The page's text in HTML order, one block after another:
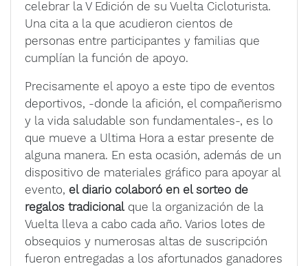
celebrar la V Edición de su Vuelta Cicloturista.
Una cita a la que acudieron cientos de
personas entre participantes y familias que
cumplían la función de apoyo.
Precisamente el apoyo a este tipo de eventos
deportivos, -donde la afición, el compañerismo
y la vida saludable son fundamentales-, es lo
que mueve a Ultima Hora a estar presente de
alguna manera. En esta ocasión, además de un
dispositivo de materiales gráfico para apoyar al
evento, el diario colaboró en el sorteo de
regalos tradicionalque la organización de la
Vuelta lleva a cabo cada año. Varios lotes de
obsequios y numerosas altas de suscripción
fueron entregadas a los afortunados ganadores